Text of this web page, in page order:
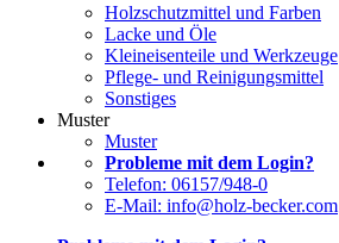
Holzschutzmittel und Farben
Lacke und Öle
Kleineisenteile und Werkzeuge
Pflege- und Reinigungsmittel
Sonstiges
Muster
Muster
Probleme mit dem Login?
Telefon: 06157/948-0
E-Mail: info@holz-becker.com